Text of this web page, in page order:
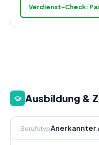
Verdienst-Check:
Ausbildung &
BerufstypAnerkannter